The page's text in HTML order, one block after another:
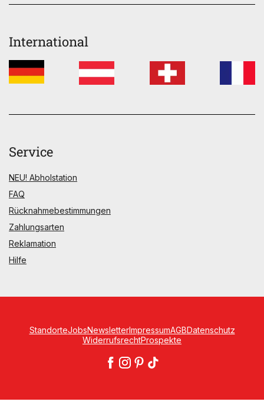
International
Service
NEU! Abholstation
FAQ
Rücknahmebestimmungen
Zahlungsarten
Reklamation
Hilfe
StandorteJobsNewsletterImpressumAGBDatenschutz
WiderrufsrechtProspekte